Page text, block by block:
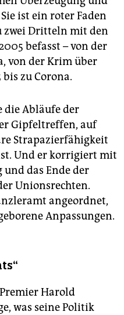
ist ein roter Faden
zwei Dritteln mit den
befasst – von der
von der Krim über
zu Corona.
die Abläufe der
Gipfeltreffen, auf
Strapazierfähigkeit
Und er korrigiert mit
das Ende der
Unionsrechten.
angeordnet,
Anpassungen.
Harold
was seine Politik